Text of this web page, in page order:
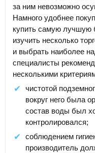
за ним невозможно
Намного удобнее
купить самую лучшую
изучить несколько
и выбрать наиболее
специалисты
несколькими
чистотой
вокруг него была
состав воды был
контролировался;
соблюдением
производитель